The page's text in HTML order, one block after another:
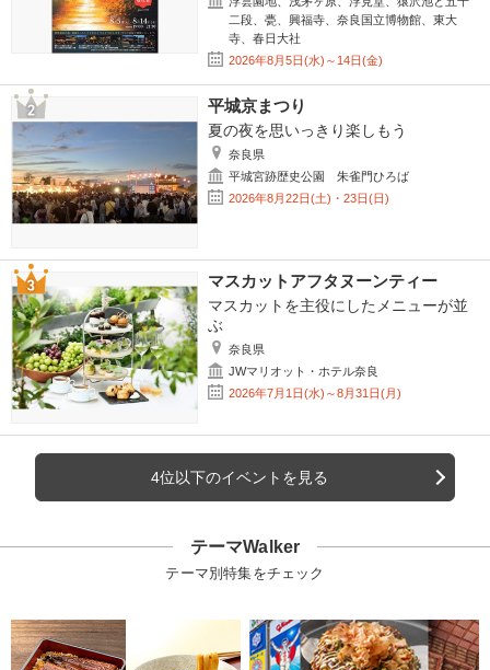
二段、甍、興福寺、奈良国立博物館、東大
寺、春日大社
2026年8月5日(水)～14日(金)
平城京まつり
夏の夜を思いっきり楽しもう
奈良県
平城宮跡歴史公園 朱雀門ひろば
2026年8月22日(土)・23日(日)
マスカットアフタヌーンティー
マスカットを主役にしたメニューが並
ぶ
奈良県
JWマリオット・ホテル奈良
2026年7月1日(水)～8月31日(月)
4位以下のイベントを見る
テーマWalker
テーマ別特集をチェック